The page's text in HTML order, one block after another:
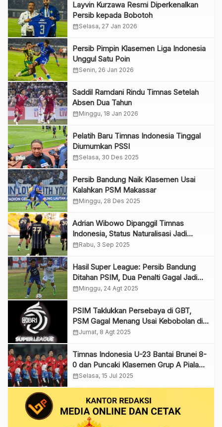
Layvin Kurzawa Resmi Diperkenalkan
Persib kepada Bobotoh
calendar_monthSelasa, 27 Jan 2026
Persib Pimpin Klasemen Liga Indonesia
Unggul Satu Poin
calendar_monthSenin, 26 Jan 2026
Saddil Ramdani Rindu Timnas Setelah
Absen Dua Tahun
calendar_monthMinggu, 18 Jan 2026
Pelatih Baru Timnas Indonesia Tinggal
Diumumkan PSSI
calendar_monthSelasa, 30 Des 2025
Persib Bandung Naik Klasemen Usai
Kalahkan PSM Makassar
calendar_monthMinggu, 28 Des 2025
Adrian Wibowo Dipanggil Timnas
Indonesia, Status Naturalisasi Jadi
Sorotan
calendar_monthRabu, 3 Sep 2025
Hasil Super League: Persib Bandung
Ditahan PSIM, Dua Penalti Gagal Jadi
Penentu
calendar_monthMinggu, 24 Agt 2025
PSIM Taklukkan Persebaya di GBT,
PSM Gagal Menang Usai Kebobolan di
Menit Akhir
calendar_monthJumat, 8 Agt 2025
Timnas Indonesia U-23 Bantai Brunei 8-
0 dan Puncaki Klasemen Grup A Piala
AFF U-23 2025
calendar_monthSelasa, 15 Jul 2025